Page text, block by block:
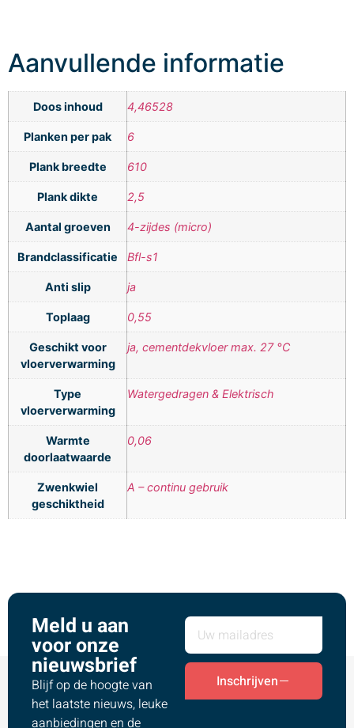
Aanvullende informatie
Doos inhoud 4,46528
Planken per pak 6
Plank breedte 610
Plank dikte 2,5
Aantal groeven 4-zijdes (micro)
Brandclassificatie Bfl-s1
Anti slip ja
Toplaag 0,55
Geschikt voor
vloerverwarming
ja, cementdekvloer max. 27 °C
Type
vloerverwarming
Watergedragen & Elektrisch
Warmte
doorlaatwaarde
0,06
Zwenkwiel
geschiktheid
A – continu gebruik
Meld u aan
voor onze
nieuwsbrief
Blijf op de hoogte van
het laatste nieuws, leuke
aanbiedingen en de
Inschrijven